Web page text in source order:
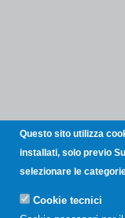
Questo sito utilizza
installati, solo previo
selezionare le
Cookie tecnici